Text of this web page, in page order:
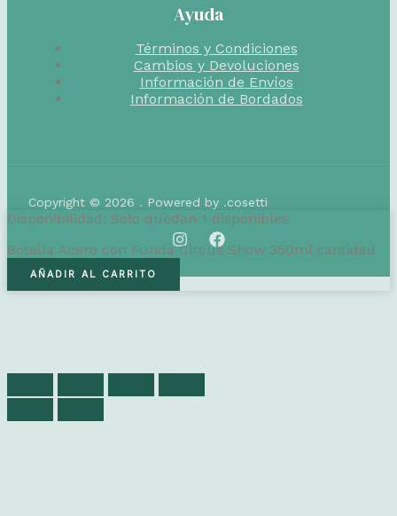
Ayuda
Términos y Condiciones
Cambios y Devoluciones
Información de Envíos
Información de Bordados
Copyright © 2026 . Powered by .cosetti
Disponibilidad: Solo quedan 1 disponibles
Botella Acero con Funda Circus Show 350ml cantidad
AÑADIR AL CARRITO